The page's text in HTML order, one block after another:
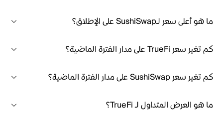
ما هو أعلى سعر لـSushiSwap على الإطلاق؟
كم تغير سعر TrueFi على مدار الفترة الماضية؟
كم تغير سعر SushiSwap على مدار الفترة الماضية؟
ما هو العرض المتداول لـ TrueFi؟